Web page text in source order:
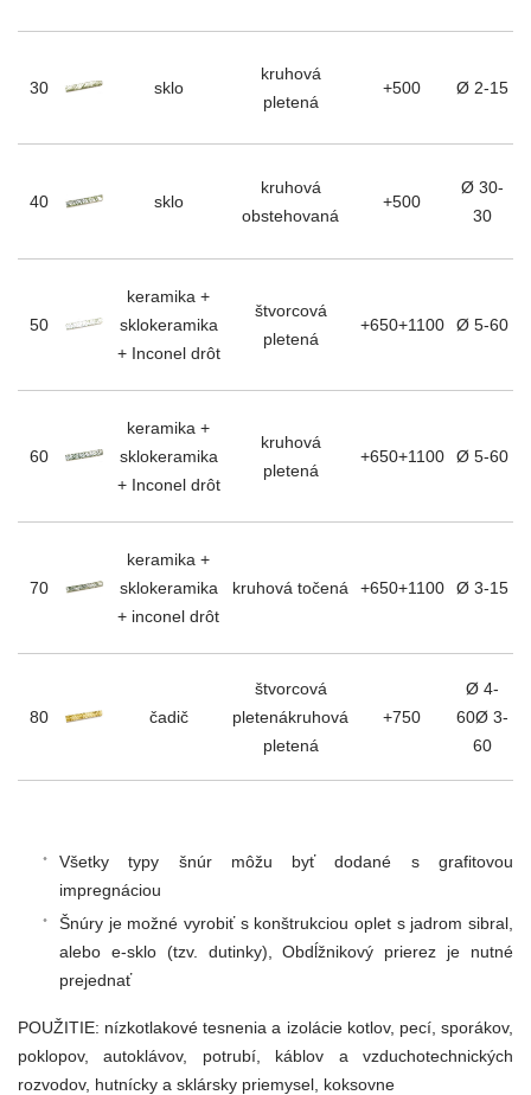
30 sklo
kruhová
pletená
+500 Ø 2-15
40 sklo
kruhová
obstehovaná
+500
Ø 30-
30
50
keramika +
sklokeramika
+ Inconel drôt
štvorcová
pletená
+650+1100 Ø 5-60
60
keramika +
sklokeramika
+ Inconel drôt
kruhová
pletená
+650+1100 Ø 5-60
70
keramika +
sklokeramika
+ inconel drôt
kruhová točená +650+1100 Ø 3-15
80 čadič
štvorcová
pletenákruhová
pletená
+750
Ø 4-
60Ø 3-
60
Všetky typy šnúr môžu byť dodané s grafitovou
impregnáciou
Šnúry je možné vyrobiť s konštrukciou oplet s jadrom sibral,
alebo e-sklo (tzv. dutinky), Obdĺžnikový prierez je nutné
prejednať
POUŽITIE: nízkotlakové tesnenia a izolácie kotlov, pecí, sporákov,
poklopov, autoklávov, potrubí, káblov a vzduchotechnických
rozvodov, hutnícky a sklársky priemysel, koksovne